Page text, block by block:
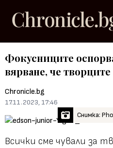
Фокусниците
вярване, че творците
Chronicle.bg
17.11.2023, 17:46
Снимка:
Всички сме чували за